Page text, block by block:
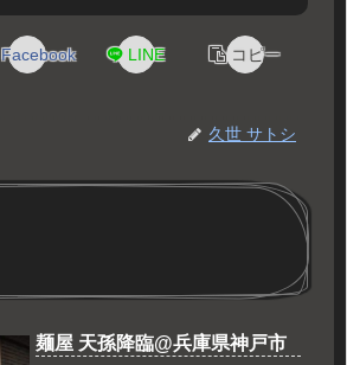
Facebook LINE コピー
久世 サトシ
麺屋 天孫降臨@兵庫県神戸市